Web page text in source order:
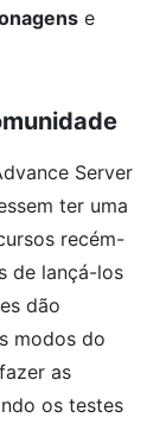
e
Server
ter uma
recém-
de lançá-los
dão
modos do
as
os testes